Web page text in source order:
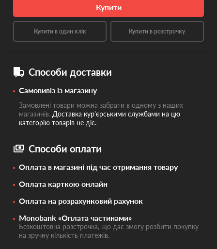
Купити
Купити в один клік Купити в розстрочку
Способи доставки
Самовивіз із магазину
Замовлені товари можна забрати в одному з наших
магазинів. Доставка кур'єрськими службами на цю
категорію товарів не діє.
Способи оплати
Оплата в магазині під час отримання товару
Оплата карткою онлайн
Оплата на розрахунковий рахунок
Monobank «Оплата частинами»
Безкоштовна розстрочка, що дає змогу розбити покупку
на зручну кількість платежів.